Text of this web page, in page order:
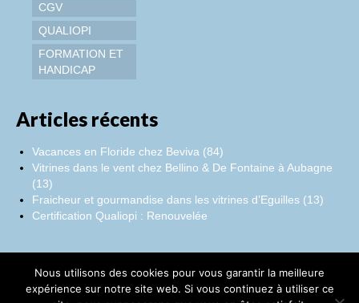
CGV
QUALIOPI
FORMATION ET
HANDICAP
Articles récents
Vacances en Floride chez Beviva (84)
Vitrines dans le vent chez Bellino & De Fontaine à Aubagne
(13)
Fraicheur et gourmandise dans les vitrines d’Eguilles (13)
Certification Qualiopi : Renouvelée
Facebook
Instagram
LinkedIn
Nous utilisons des cookies pour vous garantir la meilleure
expérience sur notre site web. Si vous continuez à utiliser ce